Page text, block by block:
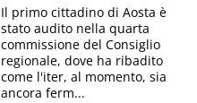
Il primo cittadino di Aosta è
stato audito nella quarta
commissione del Consiglio
regionale, dove ha ribadito
come l'iter, al momento, sia
ancora ferm...